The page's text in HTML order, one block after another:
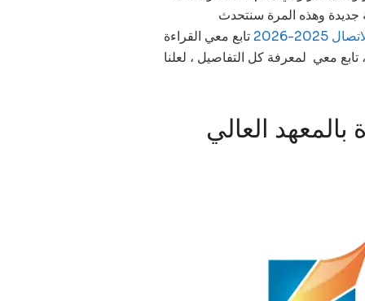
جديدة وهذه المرة سنتحدث
2026
تابع معي القراءة
معي لمعرفة كل التفاصيل ، لعلنا
العالي